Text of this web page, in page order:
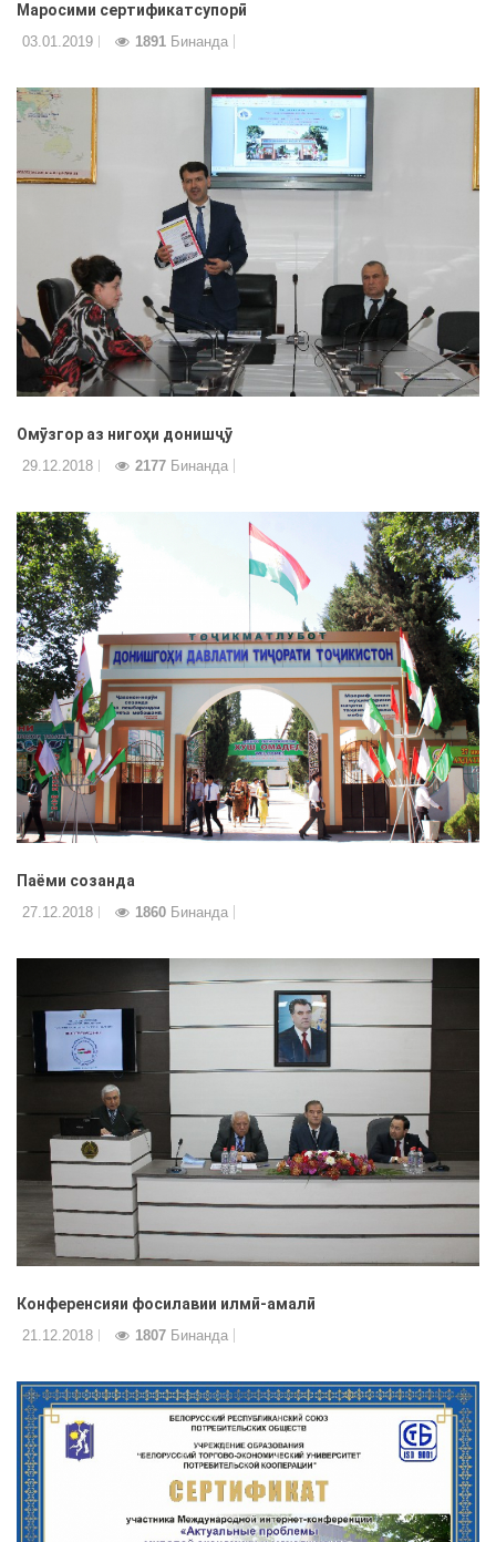
Маросими сертификатсупорӣ
03.01.2019 1891 Бинанда
Омӯзгор аз нигоҳи донишҷӯ
29.12.2018 2177 Бинанда
Паёми созанда
27.12.2018 1860 Бинанда
Конференсияи фосилавии илмӣ-амалӣ
21.12.2018 1807 Бинанда